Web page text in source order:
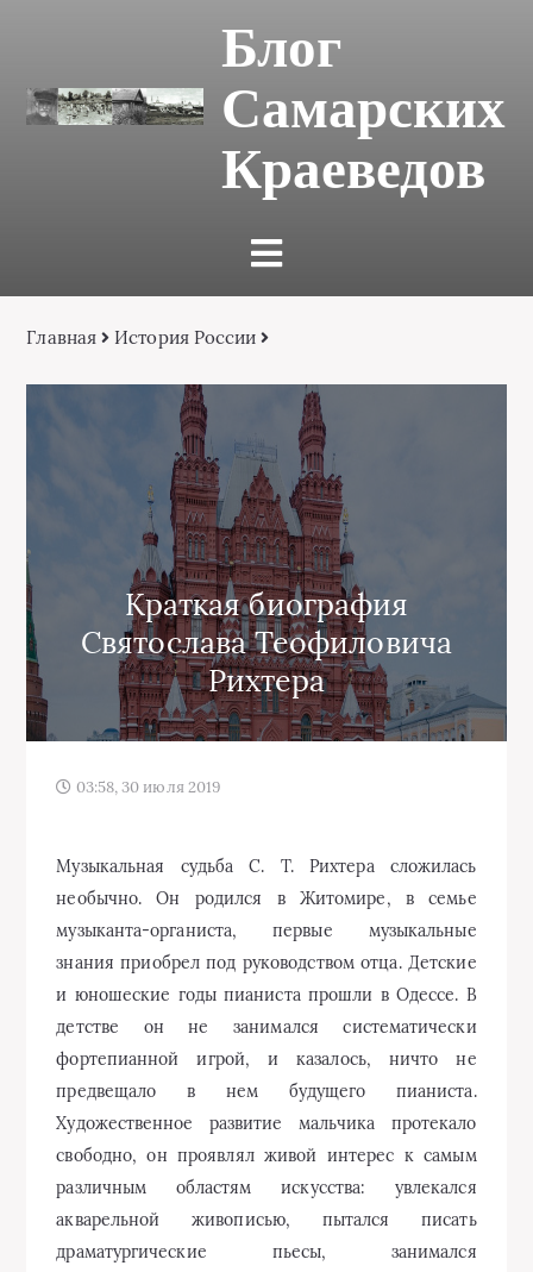
Блог
Самарских
Краеведов
Главная История России
Краткая биография
Святослава Теофиловича
Рихтера
03:58, 30 июля 2019
Музыкальная судьба С. Т. Рихтера сложилась
необычно. Он родился в Житомире, в семье
музыканта-органиста, первые музыкальные
знания приобрел под руководством отца. Детские
и юношеские годы пианиста прошли в Одессе. В
детстве он не занимался систематически
фортепианной игрой, и казалось, ничто не
предвещало в нем будущего пианиста.
Художественное развитие мальчика протекало
свободно, он проявлял живой интерес к самым
различным областям искусства: увлекался
акварельной живописью, пытался писать
драматургические пьесы, занимался